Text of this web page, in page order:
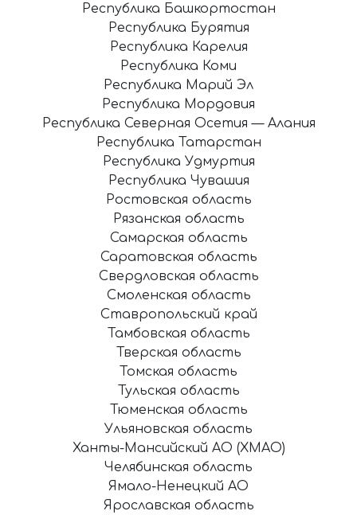
Республика Башкортостан
Республика Бурятия
Республика Карелия
Республика Коми
Республика Марий Эл
Республика Мордовия
Республика Северная Осетия — Алания
Республика Татарстан
Республика Удмуртия
Республика Чувашия
Ростовская область
Рязанская область
Самарская область
Саратовская область
Свердловская область
Смоленская область
Ставропольский край
Тамбовская область
Тверская область
Томская область
Тульская область
Тюменская область
Ульяновская область
Ханты-Мансийский АО (ХМАО)
Челябинская область
Ямало-Ненецкий АО
Ярославская область